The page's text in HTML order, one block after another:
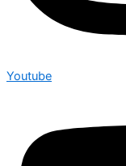
Youtube